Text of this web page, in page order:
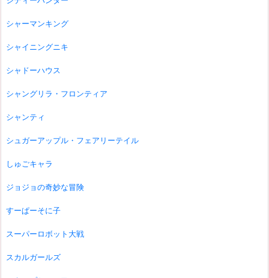
シャーマンキング
シャイニングニキ
シャドーハウス
シャングリラ・フロンティア
シャンティ
シュガーアップル・フェアリーテイル
しゅごキャラ
ジョジョの奇妙な冒険
すーぱーそに子
スーパーロボット大戦
スカルガールズ